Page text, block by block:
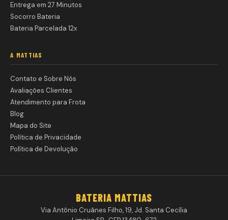
Entrega em 27 Minutos
Socorro Bateria
Bateria Parcelada 12x
A MATTIAS
Contato e Sobre Nós
Avaliações Clientes
Atendimento para Frota
Blog
Mapa do Site
Política de Privacidade
Política de Devolução
BATERIA MATTIAS
Via Antônio Cruãnes Filho, 19, Jd. Santa Cecília